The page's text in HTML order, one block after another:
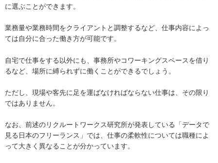
に選ぶことができます。
業務量や業務時間をクライアントと調整するなど、仕事内容によっ
ては自分に合った働き方が可能です。
自宅で仕事をする以外にも、事務所やコワーキングスペースを借り
るなど、場所に縛られずに働くことができるでしょう。
ただし、現場や客先に足を運ばなければならない仕事は、その限り
ではありません。
なお、前述のリクルートワークス研究所が発表している「データで
見る日本のフリーランス」では、仕事の柔軟性については職種によ
って大きく異なることが分かっています。